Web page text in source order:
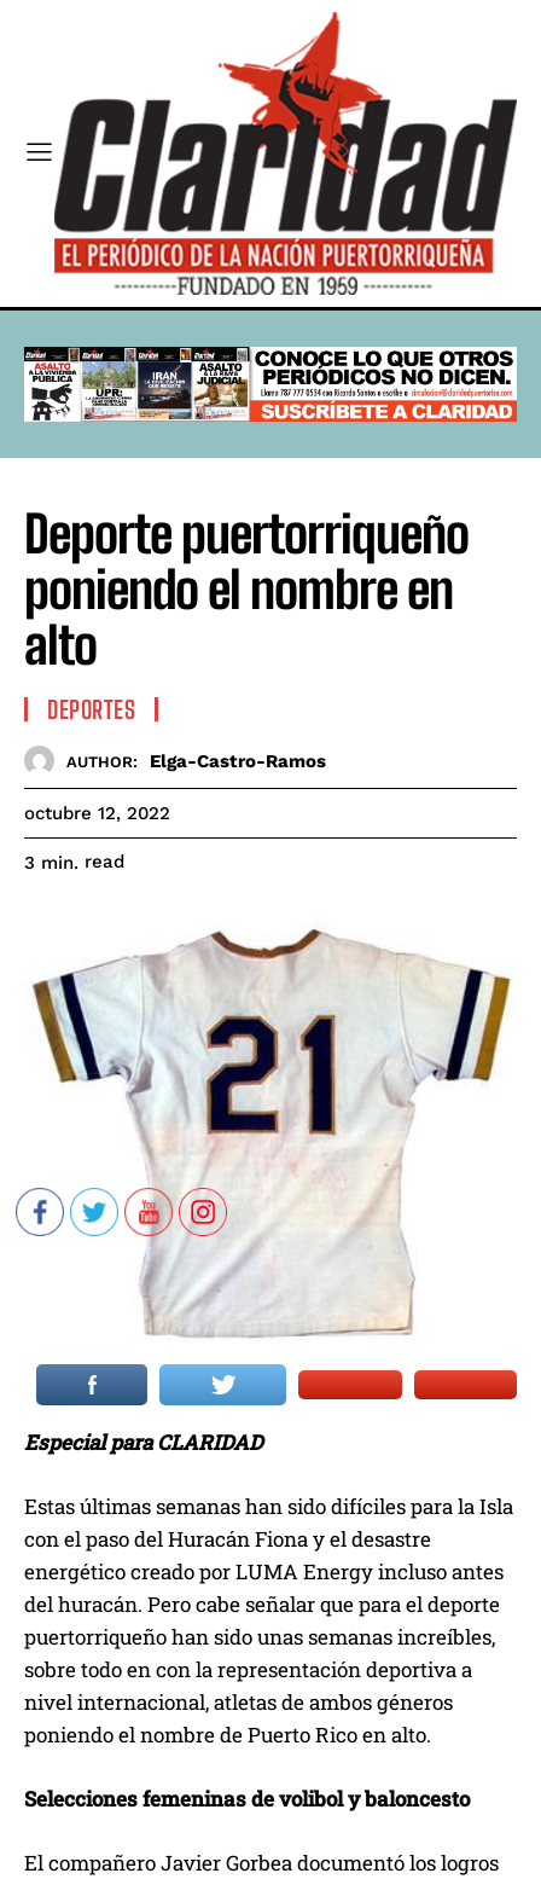
Deporte puertorriqueño
poniendo el nombre en
alto
DEPORTES
AUTHOR: Elga-Castro-Ramos
octubre 12, 2022
3 min. read
Especial para CLARIDAD
Estas últimas semanas han sido difíciles para la Isla
con el paso del Huracán Fiona y el desastre
energético creado por LUMA Energy incluso antes
del huracán. Pero cabe señalar que para el deporte
puertorriqueño han sido unas semanas increíbles,
sobre todo en con la representación deportiva a
nivel internacional, atletas de ambos géneros
poniendo el nombre de Puerto Rico en alto.
Selecciones femeninas de volibol y baloncesto
El compañero Javier Gorbea documentó los logros